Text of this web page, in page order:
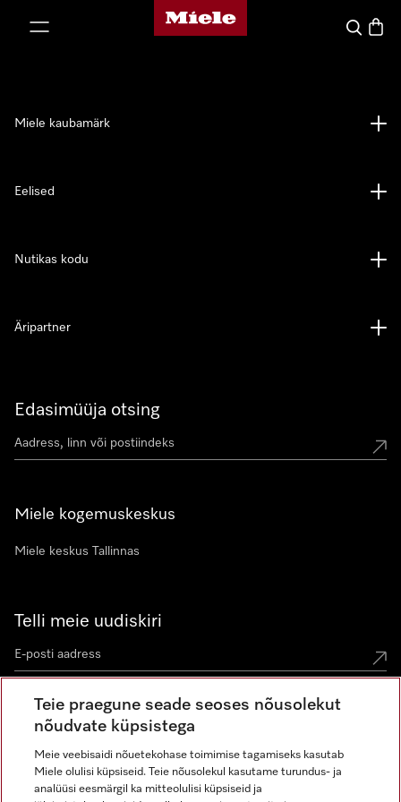
Miele avaleht
Search
Edasimüüja otsing
Miele kogemuskeskus
Miele keskus Tallinnas
Telli meie uudiskiri
Miele kaubamärk
Eelised
Nutikas kodu
Äripartner
Miele Instagramis
Miele Facebookis
Miele Youtube'is
Teie praegune seade seoses nõusolekut
nõudvate küpsistega
Meie veebisaidi nõuetekohase toimimise tagamiseks kasutab
Miele olulisi küpsiseid. Teie nõusolekul kasutame turundus- ja
analüüsi eesmärgil ka mitteolulisi küpsiseid ja